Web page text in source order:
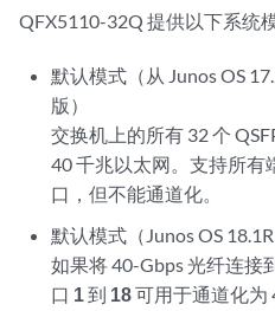
QFX5110-32Q 提供以下系统
默认模式（从 Junos OS
版）
交换机上的所有 32 个
40 千兆以太网。支持所
口，但不能通道化。
默认模式（Junos OS
如果将 40-Gbps 光纤连接
口 1到 18可用于通道化为